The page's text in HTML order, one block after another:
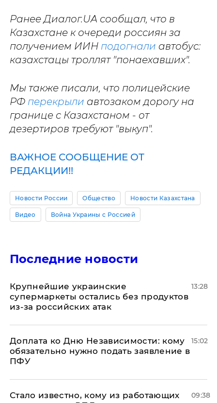
Ранее Диалог.UA сообщал, что в
Казахстане к очереди россиян за
получением ИИН подогнали автобус:
казахстацы троллят "понаехавших".
Мы также писали, что полицейские
РФ перекрыли автозаком дорогу на
границе с Казахстаном - от
дезертиров требуют "выкуп".
ВАЖНОЕ СООБЩЕНИЕ ОТ
РЕДАКЦИИ!!
Новости России Общество Новости Казахстана
Видео Война Украины с Россией
Последние новости
Крупнейшие украинские
супермаркеты остались без продуктов
из-за российских атак
13:28
Доплата ко Дню Независимости: кому
обязательно нужно подать заявление в
ПФУ
15:02
Стало известно, кому из работающих
09:38